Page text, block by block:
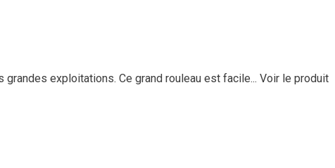
exploitations. Ce grand rouleau est facile... Voir le produit